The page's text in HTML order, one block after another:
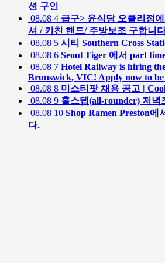
션 구인
08.08 4 급구> 윤식당 오클리점
셔 / 키친 핸드/ 주방보조 구합니
08.08 5 시티 Southern Cross
08.08 6 Seoul Tiger 에서 part
08.08 7 Hotel Railway is hiring
Brunswick, VIC! Apply now to
08.08 8 미스티팟 채용 공고 |
08.08 9 홀스텝(all-rounder) 저녁
08.08 10 Shop Ramen Preston에
다.